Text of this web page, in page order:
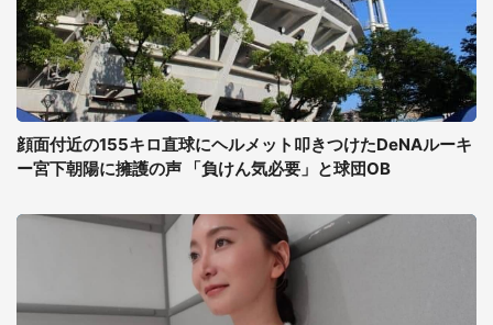
顔面付近の155キロ直球にヘルメット叩きつけたDeNAルーキ
ー宮下朝陽に擁護の声 「負けん気必要」と球団OB